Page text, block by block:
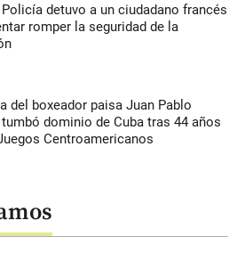
detuvo a un ciudadano francés
romper la seguridad de la
del boxeador paisa Juan Pablo
dominio de Cuba tras 44 años
Centroamericanos